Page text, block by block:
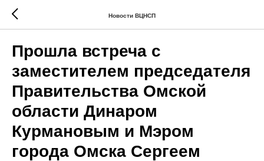
Новости ВЦНСП
Прошла встреча с
заместителем председателя
Правительства Омской
области Динаром
Курмановым и Мэром
города Омска Сергеем